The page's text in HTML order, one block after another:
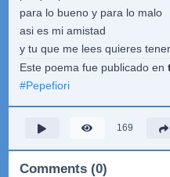
para lo bueno y para lo malo
asi es mi amistad
y tu que me lees quieres
Este poema fue publicado en
#Pepefiori
169
Comments (0)